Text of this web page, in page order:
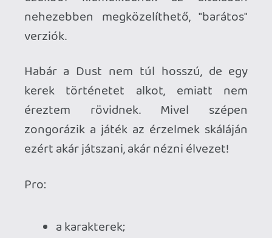
rejtett extrák;
a craftolás;
kiszólásai;
Kontra:
az in-game térkép kissé
átláthatatlan;